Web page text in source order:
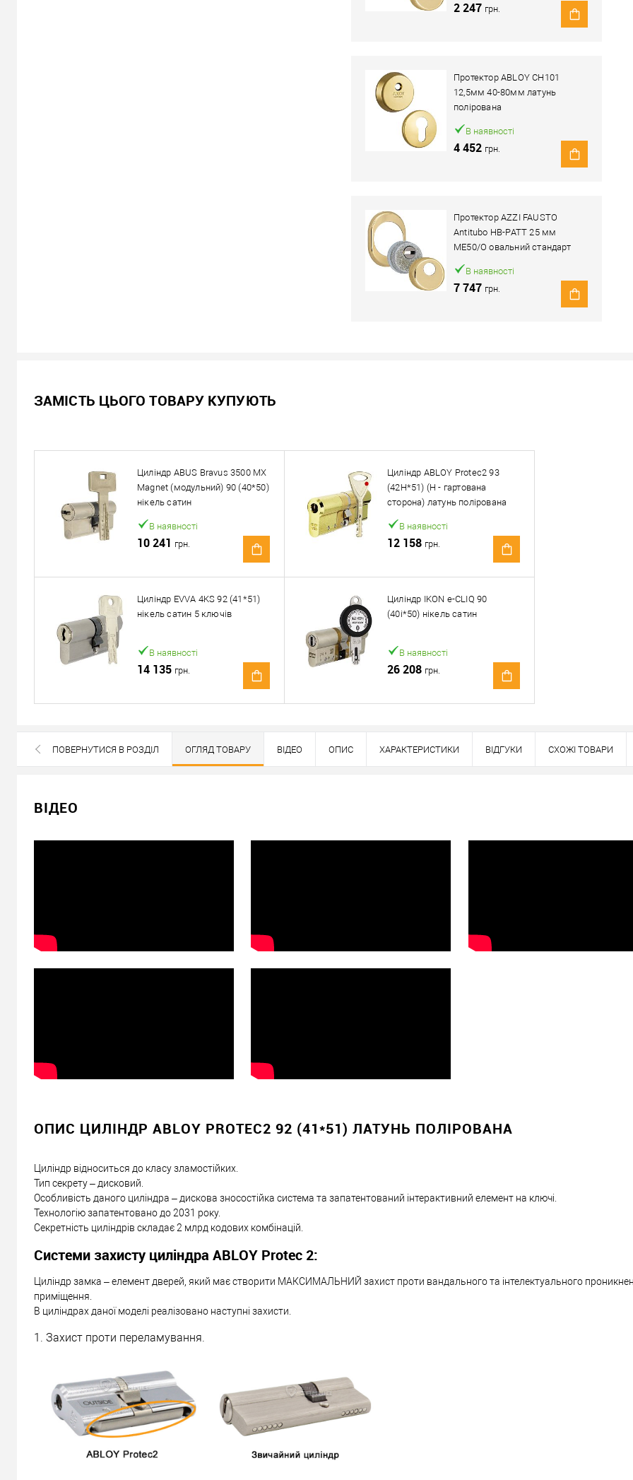
2 247 грн.
Протектор ABLOY CH101
12,5мм 40-80мм латунь
полірована
В наявності
4 452 грн.
Протектор AZZI FAUSTO
Antitubo HB-PATT 25 мм
ME50/O овальний стандарт
латунь полірована
В наявності
7 747 грн.
Кількість:
У кошик Купити в 1 клік
Можемо встановити цей товар. Деталі запитуйте у менеджера.
Оплата
Доставка серцевин від 4000 грн здійснюється безкоштовно
«Новою Поштою» по Україні
Самовивіз
Мінімальна сума замовлення 400 грн
Доставка накладеним платежем від 400 грн
ЗАМІСТЬ ЦЬОГО ТОВАРУ КУПУЮТЬ
Циліндр ABUS Bravus 3500 MX
Magnet (модульний) 90 (40*50)
нікель сатин
В наявності
10 241 грн.
Циліндр ABLOY Protec2 93
(42H*51) (H - гартована
сторона) латунь полірована
В наявності
12 158 грн.
Циліндр EVVA 4KS 92 (41*51)
нікель сатин 5 ключів
В наявності
14 135 грн.
Циліндр IKON e-CLIQ 90
(40i*50) нікель сатин
В наявності
26 208 грн.
ПОВЕРНУТИСЯ В РОЗДІЛ ОГЛЯД ТОВАРУ ВІДЕО ОПИС ХАРАКТЕРИСТИКИ ВІДГУКИ СХОЖІ ТОВАРИ
ВІДЕО
ОПИС ЦИЛІНДР ABLOY PROTEC2 92 (41*51) ЛАТУНЬ ПОЛІРОВАНА
Циліндр відноситься до класу зламостійких.
Тип секрету – дисковий.
Особливість даного циліндра – дискова зносостійка система та запатентований інтерактивний елемент на ключі.
Технологію запатентовано до 2031 року.
Секретність циліндрів складає 2 млрд кодових комбінацій.
Системи захисту циліндра ABLOY Protec 2:
Циліндр замка – елемент дверей, який має створити МАКСИМАЛЬНИЙ захист проти вандального та інтелектуального
приміщення.
В циліндрах даної моделі реалізовано наступні захисти.
1. Захист проти переламування.